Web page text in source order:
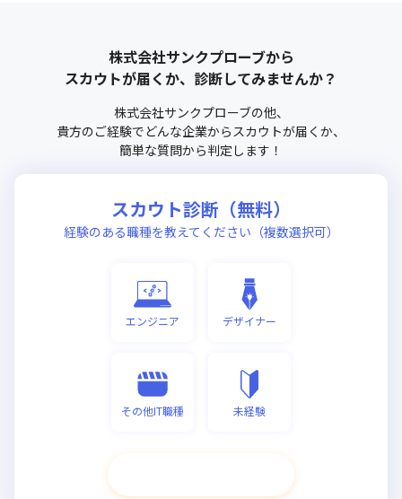
株式会社サンクプローブから
スカウトが届くか、診断してみませんか？
株式会社サンクプローブの他、
貴方のご経験でどんな企業からスカウトが届くか、
簡単な質問から判定します！
スカウト診断（無料）
経験のある職種を教えてください（複数選択可）
エンジニア デザイナー
その他IT職種 未経験